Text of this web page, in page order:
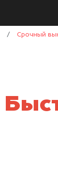
/ Срочный